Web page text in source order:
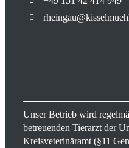
Unser Betrieb wird
betreuenden Tierarzt der
Kreisveterinäramt (§11